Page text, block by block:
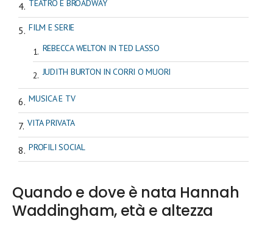
TEATRO E BROADWAY
FILM E SERIE
REBECCA WELTON IN TED LASSO
JUDITH BURTON IN CORRI O MUORI
MUSICA E TV
VITA PRIVATA
PROFILI SOCIAL
Quando e dove è nata Hannah
Waddingham, età e altezza